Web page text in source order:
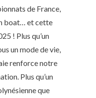
de France,
boat… et cette
! Plus qu’un
un mode de vie,
renforce notre
Plus qu’un
que